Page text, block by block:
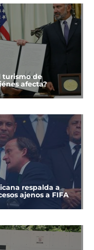
turismo de
afecta?
respalda a
ajenos a FIFA